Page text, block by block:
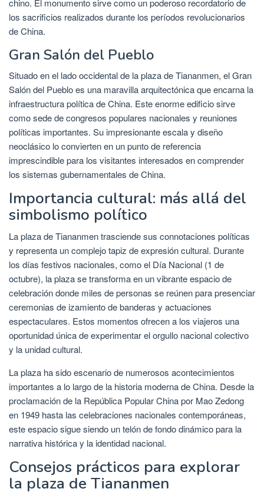
chino. El monumento sirve como un poderoso recordatorio de
los sacrificios realizados durante los períodos revolucionarios
de China.
Gran Salón del Pueblo
Situado en el lado occidental de la plaza de Tiananmen, el Gran
Salón del Pueblo es una maravilla arquitectónica que encarna la
infraestructura política de China. Este enorme edificio sirve
como sede de congresos populares nacionales y reuniones
políticas importantes. Su impresionante escala y diseño
neoclásico lo convierten en un punto de referencia
imprescindible para los visitantes interesados ​​en comprender
los sistemas gubernamentales de China.
Importancia cultural: más allá del
simbolismo político
La plaza de Tiananmen trasciende sus connotaciones políticas
y representa un complejo tapiz de expresión cultural. Durante
los días festivos nacionales, como el Día Nacional (1 de
octubre), la plaza se transforma en un vibrante espacio de
celebración donde miles de personas se reúnen para presenciar
ceremonias de izamiento de banderas y actuaciones
espectaculares. Estos momentos ofrecen a los viajeros una
oportunidad única de experimentar el orgullo nacional colectivo
y la unidad cultural.
La plaza ha sido escenario de numerosos acontecimientos
importantes a lo largo de la historia moderna de China. Desde la
proclamación de la República Popular China por Mao Zedong
en 1949 hasta las celebraciones nacionales contemporáneas,
este espacio sigue siendo un telón de fondo dinámico para la
narrativa histórica y la identidad nacional.
Consejos prácticos para explorar
la plaza de Tiananmen